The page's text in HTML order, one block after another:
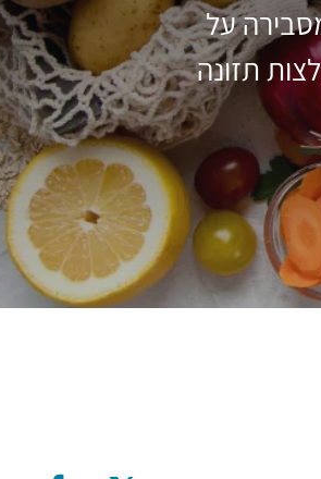
על
תזונה